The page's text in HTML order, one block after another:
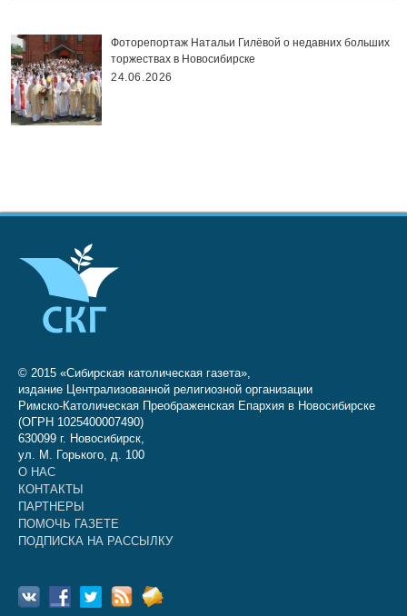
Фоторепортаж Натальи Гилёвой о недавних больших
торжествах в Новосибирске
24.06.2026
© 2015 «Сибирская католическая газета»,
издание Централизованной религиозной организации
Римско-Католическая Преображенская Епархия в Новосибирске
(ОГРН 1025400007490)
630099 г. Новосибирск,
ул. М. Горького, д. 100
О НАС
КОНТАКТЫ
ПАРТНЕРЫ
ПОМОЧЬ ГАЗЕТЕ
ПОДПИСКА НА РАССЫЛКУ